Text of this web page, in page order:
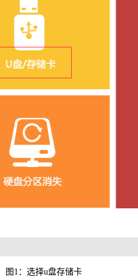
易安卓
可恢复微信，通话记录等
WIN版下载
图1：选择u盘存储卡